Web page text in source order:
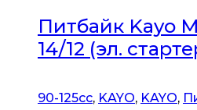
Питбайк Kayo
14/12 (эл.
90-125cc, KAYO, KAYO,